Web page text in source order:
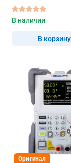
В наличии
В корзину
Оригинал